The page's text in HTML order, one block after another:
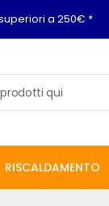
a 250€ *
RISCALDAMENTO